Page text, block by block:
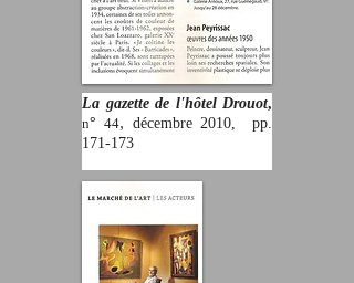
La gazette de l'hôtel Drouot,
n°44, décembre 2010, pp.
171-173